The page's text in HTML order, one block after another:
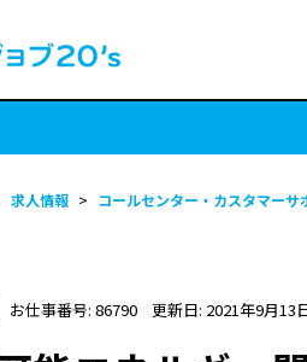
求人情報 > コールセンター・カスタマーサ
お仕事番号: 86790 更新日: 2021年9月13